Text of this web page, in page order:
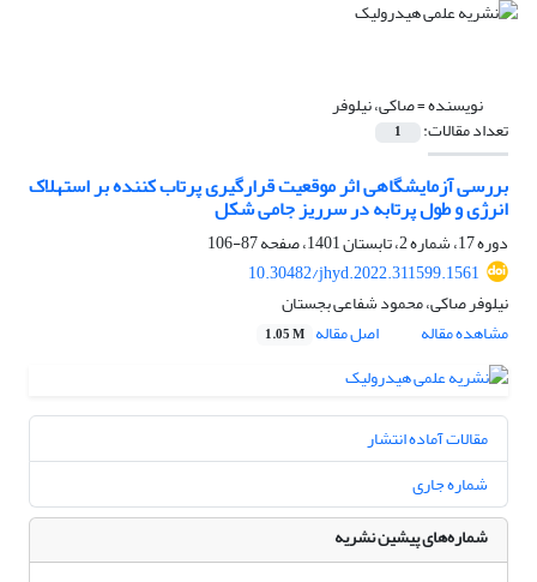
نویسنده =صاکی، نیلوفر
تعداد مقالات: 1
بررسی آزمایشگاهی اثر موقعیت قرارگیری پرتاب کننده بر استهلاک
انرژی و طول پرتابه در سرریز جامی شکل
دوره 17، شماره 2، تابستان 1401، صفحه
87-106
10.30482/jhyd.2022.311599.1561
نیلوفر صاکی، محمود شفاعی بجستان
مشاهده مقاله
اصل مقاله 1.05 M
مقالات آماده انتشار
شماره جاری
شماره‌های پیشین نشریه